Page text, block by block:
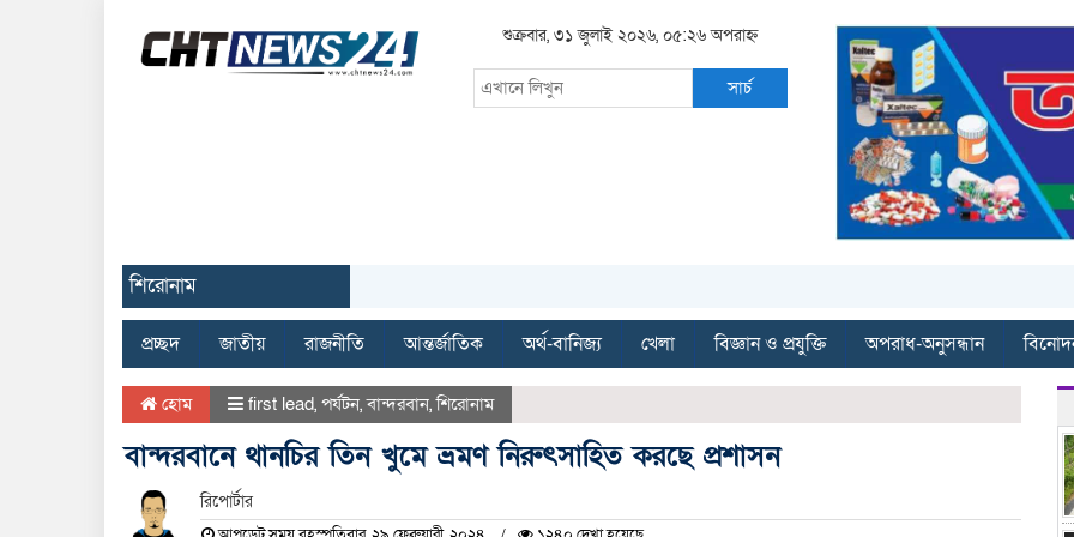
শুক্রবার, ৩১ জুলাই ২০২৬, ০৫:২৬ অপরাহ্ন
সার্চ
শিরোনাম
প্রচ্ছদ জাতীয় রাজনীতি আন্তর্জাতিক অর্থ-বানিজ্য খেলা বিজ্ঞান ও প্রযুক্তি অপরাধ-অনুসন্ধান
হোম first lead, পর্যটন,বান্দরবান,শিরোনাম
বান্দরবানে থানচির তিন খুমে ভ্রমণ নিরুৎসাহিত করছে প্রশাসন
রিপোর্টার